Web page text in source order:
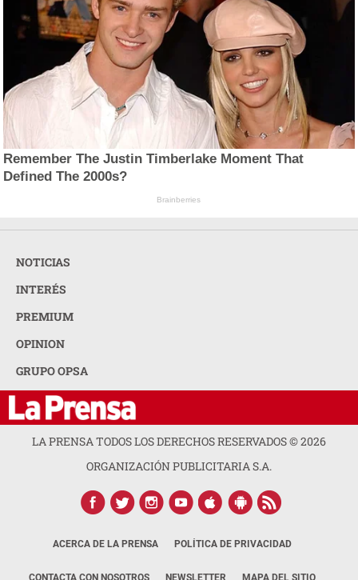
Remember The Justin Timberlake Moment That
Defined The 2000s?
Brainberries
NOTICIAS
INTERÉS
PREMIUM
OPINION
GRUPO OPSA
LA PRENSA TODOS LOS DERECHOS RESERVADOS ©2026
ORGANIZACIÓN PUBLICITARIA S.A.
ACERCA DE LA PRENSA POLÍTICA DE PRIVACIDAD
CONTACTA CON NOSOTROS NEWSLETTER MAPA DEL SITIO